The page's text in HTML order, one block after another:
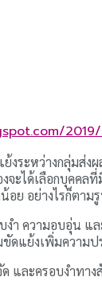
ะหว่างกลุ่มส่
ะได้เลือกบุค
อย่างไรก็ตา
ความอบอุ่น แ
แย้งเพิ่มความป
ละครอบงำทา